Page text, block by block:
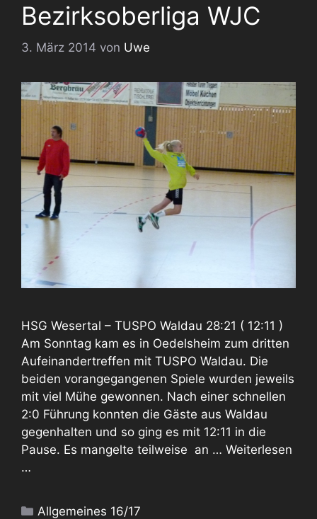
Bezirksoberliga WJC
3. März 2014 von Uwe
HSG Wesertal – TUSPO Waldau 28:21 ( 12:11 )
Am Sonntag kam es in Oedelsheim zum dritten
Aufeinandertreffen mit TUSPO Waldau. Die
beiden vorangegangenen Spiele wurden jeweils
mit viel Mühe gewonnen. Nach einer schnellen
2:0 Führung konnten die Gäste aus Waldau
gegenhalten und so ging es mit 12:11 in die
Pause. Es mangelte teilweise an … Weiterlesen
…
Kategorien
Allgemeines 16/17